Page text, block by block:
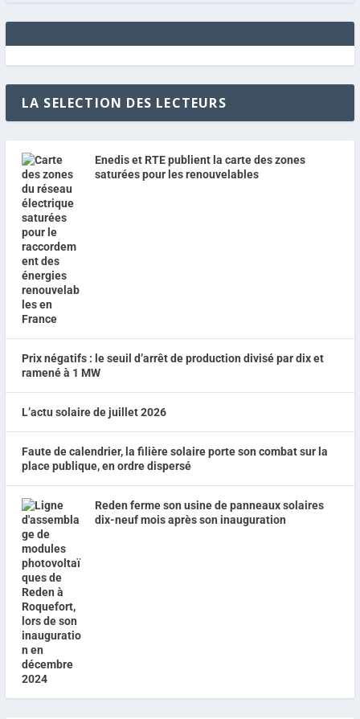
LA SELECTION DES LECTEURS
Enedis et RTE publient la carte des zones
saturées pour les renouvelables
Prix négatifs : le seuil d’arrêt de production divisé par dix et
ramené à 1 MW
L’actu solaire de juillet 2026
Faute de calendrier, la filière solaire porte son combat sur la
place publique, en ordre dispersé
Reden ferme son usine de panneaux solaires
dix-neuf mois après son inauguration